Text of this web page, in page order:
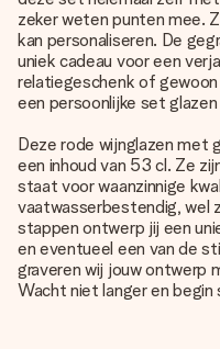
zeker weten punten mee.
kan personaliseren. De
uniek cadeau voor een
relatiegeschenk of
een persoonlijke set
Deze rode wijnglazen met
een inhoud van 53 cl. Ze
staat voor waanzinnige
vaatwasserbestendig, wel
stappen ontwerp jij een
en eventueel een van de
graveren wij jouw ontwerp
Wacht niet langer en